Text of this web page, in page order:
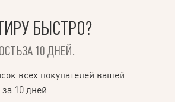
БЫСТРО?
10 ДНЕЙ.
всех покупателей вашей
10 дней.